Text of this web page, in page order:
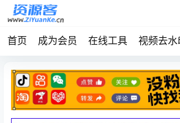
首页 成为会员 在线工具 视频去